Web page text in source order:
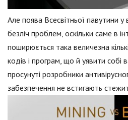
Але поява Всесвітньої павутини
безліч проблем, оскільки саме в
поширюється така величезна
кодів і програм, що й уявити собі
просунуті розробники
забезпечення не встигають